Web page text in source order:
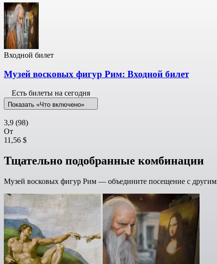
Входной билет
Музей восковых фигур Рим: Входной билет
Есть билеты на сегодня
Показать «Что включено»
3,9 (98)
От
11,56 $
Тщательно подобранные комбинации
Музей восковых фигур Рим — объедините посещение с